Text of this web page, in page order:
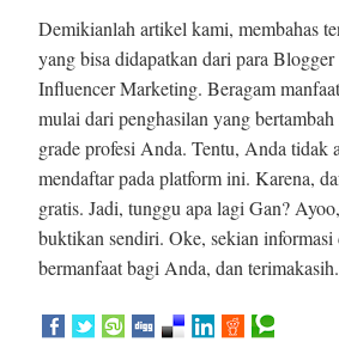
Demikianlah artikel kami, membahas
yang bisa didapatkan dari para
Influencer Marketing. Beragam
mulai dari penghasilan yang
grade profesi Anda. Tentu, Anda tidak
mendaftar pada platform ini. Karena,
gratis. Jadi, tunggu apa lagi Gan?
buktikan sendiri. Oke, sekian informasi
bermanfaat bagi Anda, dan terimakasih.